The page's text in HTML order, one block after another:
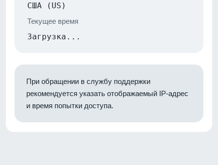
США (US)
Текущее время
Загрузка...
При обращении в службу поддержки
рекомендуется указать отображаемый IP-адрес
и время попытки доступа.